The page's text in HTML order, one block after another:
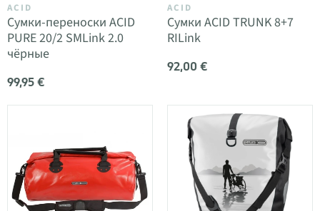
ACID
Сумки-переноски ACID
PURE 20/2 SMLink 2.0
чёрные
99,95 €
ACID
Сумки ACID TRUNK 8+7
RILink
92,00 €